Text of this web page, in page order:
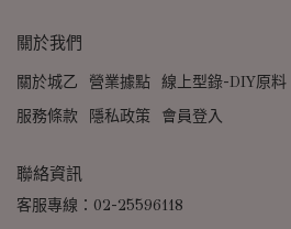
關於我們
關於城乙 營業據點 線上型錄-DIY原料
服務條款
隱私政策 會員登入
聯絡資訊
客服專線：02-25596118